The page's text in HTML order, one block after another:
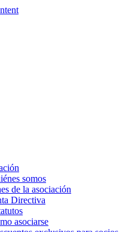
somos
de la asociación
Directiva
asociarse